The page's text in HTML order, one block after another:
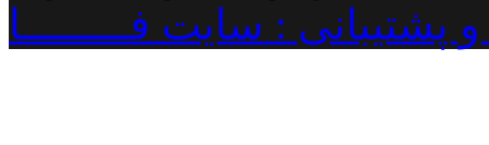
: سایت فـــــــــا